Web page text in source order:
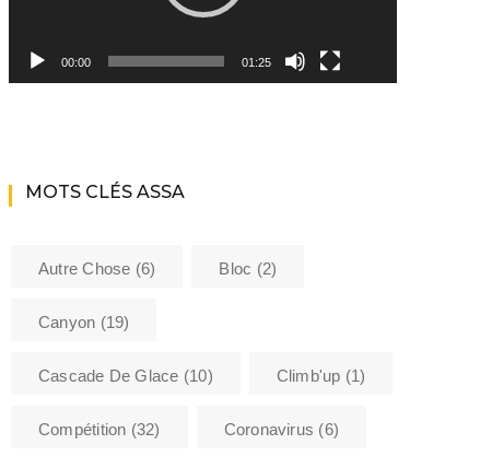
Les encadrants du club
Sécurité
00:00 01:25
MOTS CLÉS ASSA
Autre Chose (6) Bloc (2)
Canyon (19)
Cascade De Glace (10) Climb'up (1)
Compétition (32) Coronavirus (6)